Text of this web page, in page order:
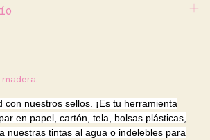
con nuestros sellos. ¡Es tu herramienta
en papel, cartón, tela, bolsas plásticas,
nuestras tintas al agua o indelebles para